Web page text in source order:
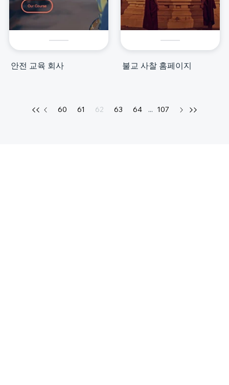
안전 교육 회사 불교 사찰 홈페이지
60 61 62 63 64 ... 107